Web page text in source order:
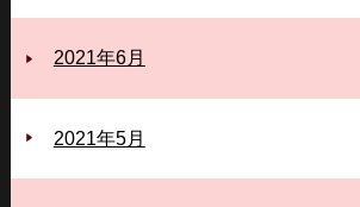
2021年6月
2021年5月